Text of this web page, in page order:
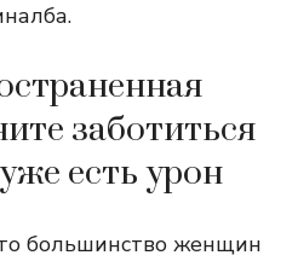
заботиться
есть урон
большинство женщин